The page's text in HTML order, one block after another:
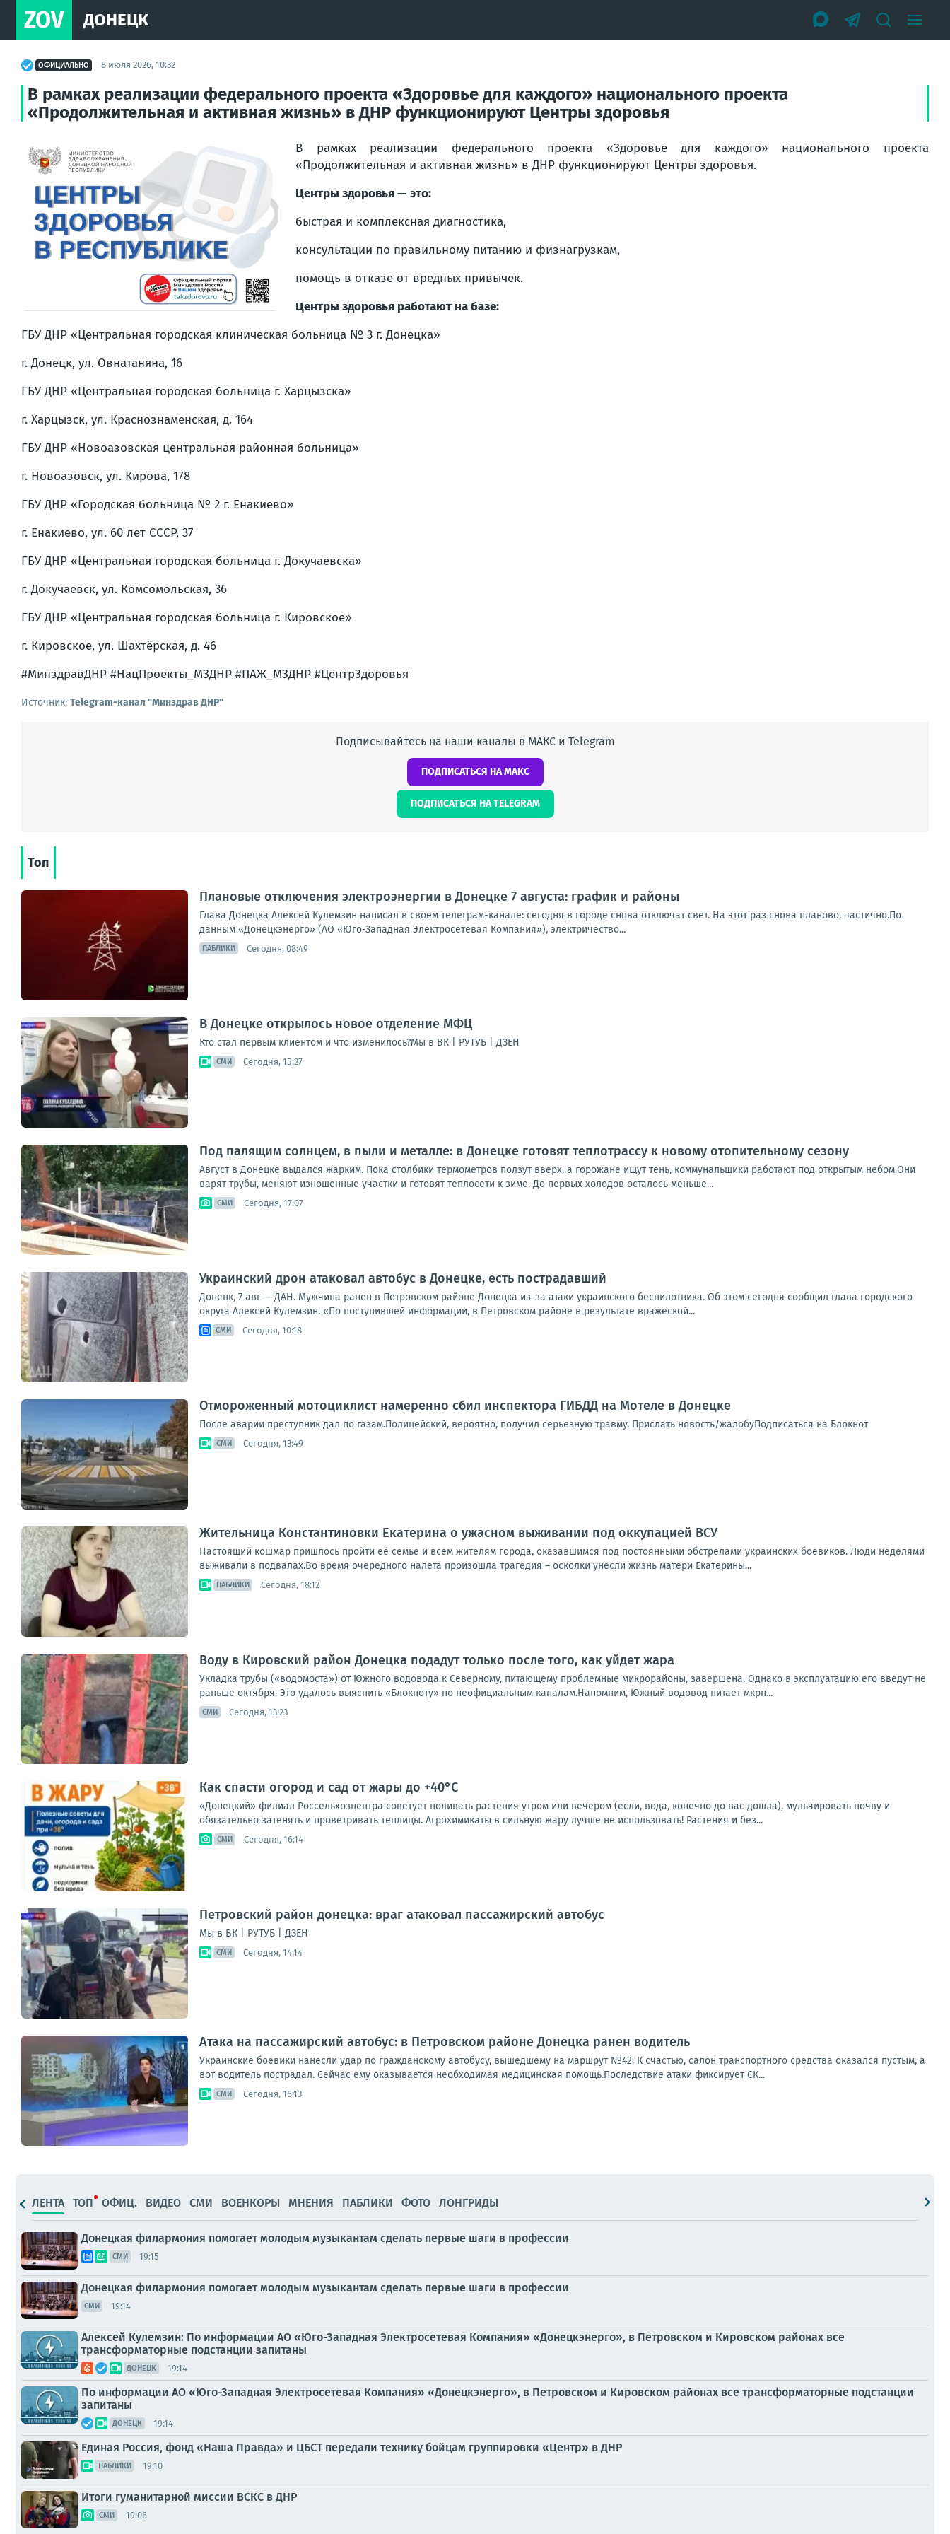
ZOV ДОНЕЦК
ОФИЦИАЛЬНО 8 июля 2026, 10:32
В рамках реализации федерального проекта «Здоровье для каждого» национального проекта
«Продолжительная и активная жизнь» в ДНР функционируют Центры здоровья
В рамках реализации федерального проекта «Здоровье для каждого» национального проекта
«Продолжительная и активная жизнь» в ДНР функционируют Центры здоровья.
Центры здоровья — это:
быстрая и комплексная диагностика,
консультации по правильному питанию и физнагрузкам,
помощь в отказе от вредных привычек.
Центры здоровья работают на базе:
ГБУ ДНР «Центральная городская клиническая больница № 3 г. Донецка»
г. Донецк, ул. Овнатаняна, 16
ГБУ ДНР «Центральная городская больница г. Харцызска»
г. Харцызск, ул. Краснознаменская, д. 164
ГБУ ДНР «Новоазовская центральная районная больница»
г. Новоазовск, ул. Кирова, 178
ГБУ ДНР «Городская больница № 2 г. Енакиево»
г. Енакиево, ул. 60 лет СССР, 37
ГБУ ДНР «Центральная городская больница г. Докучаевска»
г. Докучаевск, ул. Комсомольская, 36
ГБУ ДНР «Центральная городская больница г. Кировское»
г. Кировское, ул. Шахтёрская, д. 46
#МинздравДНР #НацПроекты_МЗДНР #ПАЖ_МЗДНР #ЦентрЗдоровья
Источник: Telegram-канал "Минздрав ДНР"
Подписывайтесь на наши каналы в МАКС и Telegram
ПОДПИСАТЬСЯ НА МАКС
ПОДПИСАТЬСЯ НА TELEGRAM
Топ
Плановые отключения электроэнергии в Донецке 7 августа: график и районы
Глава Донецка Алексей Кулемзин написал в своём телеграм-канале: сегодня в городе снова отключат свет. На этот раз снова планово, частично.По
данным «Донецкэнерго» (АО «Юго-Западная Электросетевая Компания»), электричество...
ПАБЛИКИ Сегодня, 08:49
В Донецке открылось новое отделение МФЦ
Кто стал первым клиентом и что изменилось?Мы в ВК | РУТУБ | ДЗЕН
СМИ Сегодня, 15:27
Под палящим солнцем, в пыли и металле: в Донецке готовят теплотрассу к новому отопительному сезону
Август в Донецке выдался жарким. Пока столбики термометров ползут вверх, а горожане ищут тень, коммунальщики работают под открытым небом.Они
варят трубы, меняют изношенные участки и готовят теплосети к зиме. До первых холодов осталось меньше...
СМИ Сегодня, 17:07
Украинский дрон атаковал автобус в Донецке, есть пострадавший
Донецк, 7 авг — ДАН. Мужчина ранен в Петровском районе Донецка из-за атаки украинского беспилотника. Об этом сегодня сообщил глава городского
округа Алексей Кулемзин. «По поступившей информации, в Петровском районе в результате вражеской...
СМИ Сегодня, 10:18
Отмороженный мотоциклист намеренно сбил инспектора ГИБДД на Мотеле в Донецке
После аварии преступник дал по газам.Полицейский, вероятно, получил серьезную травму. Прислать новость/жалобуПодписаться на Блокнот
СМИ Сегодня, 13:49
Жительница Константиновки Екатерина о ужасном выживании под оккупацией ВСУ
Настоящий кошмар пришлось пройти её семье и всем жителям города, оказавшимся под постоянными обстрелами украинских боевиков. Люди неделями
выживали в подвалах.Во время очередного налета произошла трагедия – осколки унесли жизнь матери Екатерины...
ПАБЛИКИ Сегодня, 18:12
Воду в Кировский район Донецка подадут только после того, как уйдет жара
Укладка трубы («водомоста») от Южного водовода к Северному, питающему проблемные микрорайоны, завершена. Однако в эксплуатацию его введут не
раньше октября. Это удалось выяснить «Блокноту» по неофициальным каналам.Напомним, Южный водовод питает мкрн...
СМИ Сегодня, 13:23
Как спасти огород и сад от жары до +40°C
«Донецкий» филиал Россельхозцентра советует поливать растения утром или вечером (если, вода, конечно до вас дошла), мульчировать почву и
обязательно затенять и проветривать теплицы. Агрохимикаты в сильную жару лучше не использовать! Растения и без...
СМИ Сегодня, 16:14
Петровский район донецка: враг атаковал пассажирский автобус
Мы в ВК | РУТУБ | ДЗЕН
СМИ Сегодня, 14:14
Атака на пассажирский автобус: в Петровском районе Донецка ранен водитель
Украинские боевики нанесли удар по гражданскому автобусу, вышедшему на маршрут №42. К счастью, салон транспортного средства оказался пустым, а
вот водитель пострадал. Сейчас ему оказывается необходимая медицинская помощь.Последствие атаки фиксирует СК...
СМИ Сегодня, 16:13
ЛЕНТА ТОП ОФИЦ. ВИДЕО СМИ ВОЕНКОРЫ МНЕНИЯ ПАБЛИКИ ФОТО ЛОНГРИДЫ
Донецкая филармония помогает молодым музыкантам сделать первые шаги в профессии
СМИ 19:15
Донецкая филармония помогает молодым музыкантам сделать первые шаги в профессии
СМИ 19:14
Алексей Кулемзин: По информации АО «Юго-Западная Электросетевая Компания» «Донецкэнерго», в Петровском и Кировском районах все
трансформаторные подстанции запитаны
ДОНЕЦК 19:14
По информации АО «Юго-Западная Электросетевая Компания» «Донецкэнерго», в Петровском и Кировском районах все трансформаторные подстанции
запитаны
ДОНЕЦК 19:14
Единая Россия, фонд «Наша Правда» и ЦБСТ передали технику бойцам группировки «Центр» в ДНР
ПАБЛИКИ 19:10
Итоги гуманитарной миссии ВСКС в ДНР
СМИ 19:06